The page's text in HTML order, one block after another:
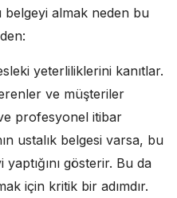
belgeyi almak neden bu
yeterliliklerini kanıtlar.
ve müşteriler
profesyonel itibar
ustalık belgesi varsa, bu
gösterir. Bu da
için kritik bir adımdır.